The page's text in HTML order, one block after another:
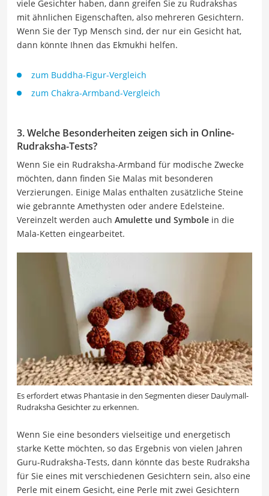
viele Gesichter haben, dann greifen Sie zu Rudrakshas
mit ähnlichen Eigenschaften, also mehreren Gesichtern.
Wenn Sie der Typ Mensch sind, der nur ein Gesicht hat,
dann könnte Ihnen das Ekmukhi helfen.
zum Buddha-Figur-Vergleich
zum Chakra-Armband-Vergleich
3. Welche Besonderheiten zeigen sich in Online-
Rudraksha-Tests?
Wenn Sie ein Rudraksha-Armband für modische Zwecke
möchten, dann finden Sie Malas mit besonderen
Verzierungen. Einige Malas enthalten zusätzliche Steine
wie gebrannte Amethysten oder andere Edelsteine.
Vereinzelt werden auch Amulette und Symbole in die
Mala-Ketten eingearbeitet.
Es erfordert etwas Phantasie in den Segmenten dieser Daulymall-
Rudraksha Gesichter zu erkennen.
Wenn Sie eine besonders vielseitige und energetisch
starke Kette möchten, so das Ergebnis von vielen Jahren
Guru-Rudraksha-Tests, dann könnte das beste Rudraksha
für Sie eines mit verschiedenen Gesichtern sein, also eine
Perle mit einem Gesicht, eine Perle mit zwei Gesichtern